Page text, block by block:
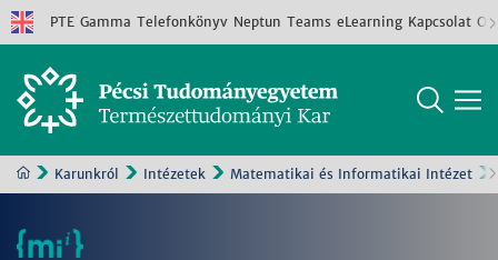
PTE Gamma Telefonkönyv Neptun Teams eLearning Kapcsolat
Karunkról Intézetek Matematikai és Informatikai Intézet